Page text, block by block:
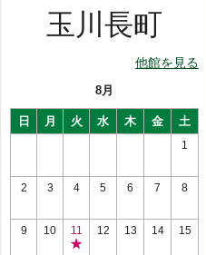
玉川長町
他館を見る
8月
日 月 火 水 木 金 土
1
2 3 4 5 6 7 8
9 10
11
祝
12 13 14 15